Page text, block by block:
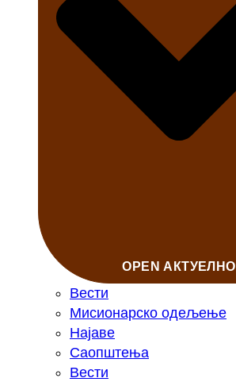
OPEN АКТУЕЛНО
Вести
Мисионарско одељење
Најаве
Саопштења
Вести